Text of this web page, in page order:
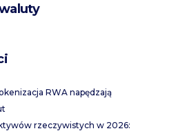
RWA napędzają
rzeczywistych w 2026: